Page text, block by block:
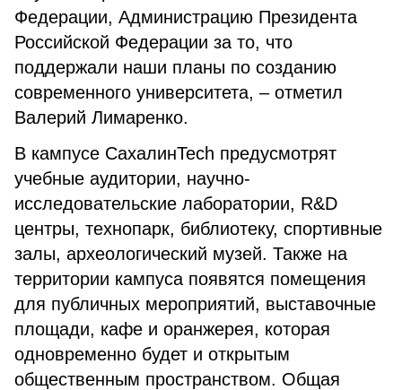
Федерации, Администрацию Президента
Российской Федерации за то, что
поддержали наши планы по созданию
современного университета, – отметил
Валерий Лимаренко.
В кампусе СахалинTech предусмотрят
учебные аудитории, научно-
исследовательские лаборатории, R&D
центры, технопарк, библиотеку, спортивные
залы, археологический музей. Также на
территории кампуса появятся помещения
для публичных мероприятий, выставочные
площади, кафе и оранжерея, которая
одновременно будет и открытым
общественным пространством. Общая